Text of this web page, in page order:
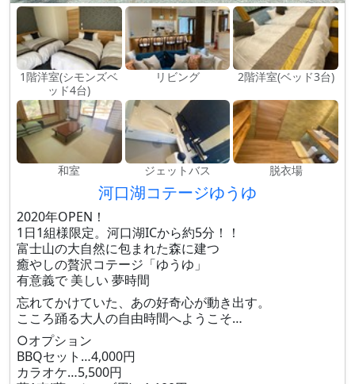
1階洋室(シモンズベ
ッド4台)
リビング 2階洋室(ベッド3台)
和室 ジェットバス 脱衣場
河口湖コテージゆうゆ
2020年OPEN！
1日1組様限定。河口湖ICから約5分！！
富士山の大自然に包まれた森に建つ
癒やしの贅沢コテージ「ゆうゆ」
有意義で 美しい 夢時間
忘れてかけていた、あの好奇心が動き出す。
こころ踊る大人の自由時間へようこそ…
○オプション
BBQセット…4,000円
カラオケ…5,500円